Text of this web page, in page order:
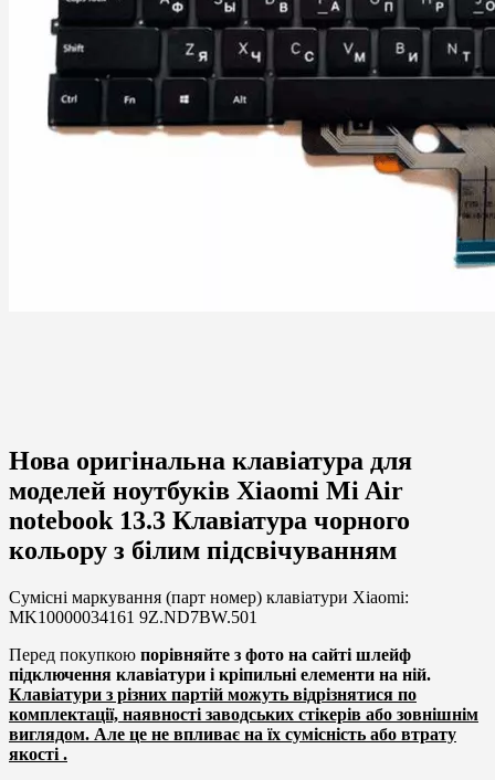
Нова оригінальна клавіатура для
моделей ноутбуків Xiaomi Mi Air
notebook 13.3 Клавіатура чорного
кольору з білим підсвічуванням
Сумісні маркування (парт номер) клавіатури Xiaomi:
MK10000034161 9Z.ND7BW.501
Перед покупкою порівняйте з фото на сайті шлейф
підключення клавіатури і кріпильні елементи на ній.
Клавіатури з різних партій можуть відрізнятися по
комплектації, наявності заводських стікерів або зовнішнім
виглядом. Але це не впливає на їх сумісність або втрату
якості .